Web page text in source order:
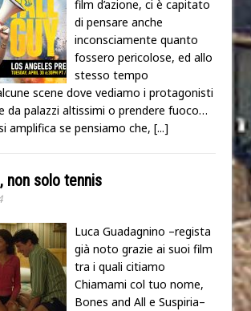
film d’azione, ci è capitato
di pensare anche
inconsciamente quanto
fossero pericolose, ed allo
stesso tempo
scene dove vediamo i protagonisti
da palazzi altissimi o prendere fuoco…
amplifica se pensiamo che, [...]
non solo tennis
Luca Guadagnino –regista
già noto grazie ai suoi film
tra i quali citiamo
Chiamami col tuo nome,
Bones and All e Suspiria–